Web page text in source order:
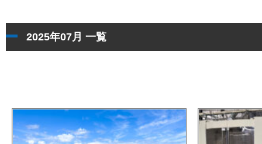
2025年07月 一覧